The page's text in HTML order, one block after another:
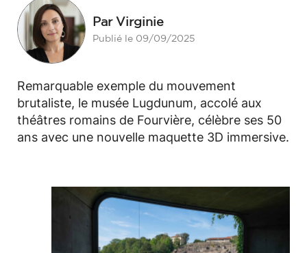
Par Virginie
Publié le 09/09/2025
Remarquable exemple du mouvement
brutaliste, le musée Lugdunum, accolé aux
théâtres romains de Fourvière, célèbre ses 50
ans avec une nouvelle maquette 3D immersive.